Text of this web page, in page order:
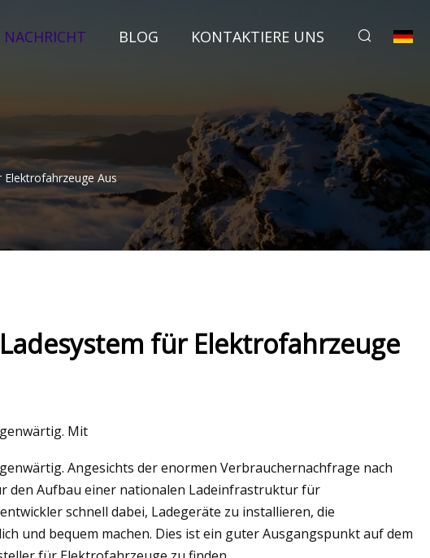
NACHRICHT BLOG KONTAKTIERE UNS
Elektrofahrzeuge Aus
für Elektrofahrzeuge
Mit
Angesichts der enormen Verbrauchernachfrage nach
den Aufbau einer nationalen Ladeinfrastruktur für
schnell dabei, Ladegeräte zu installieren, die
und bequem machen. Dies ist ein guter Ausgangspunkt auf dem